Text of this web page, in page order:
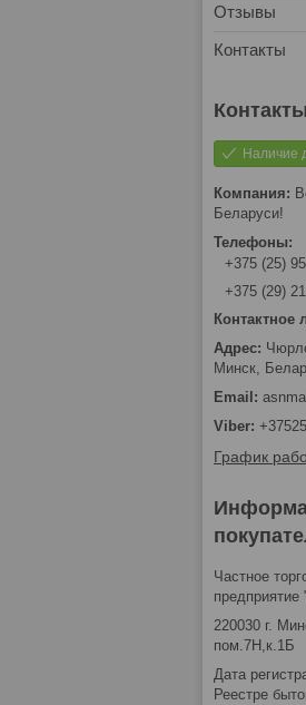
Отзывы
Контакты
Наличие
Беларуси!
+375 (25)
+375 (29)
Минск,
График
Частное
220030 г.
пом.7Н,к.1Б
Дата
Реестре